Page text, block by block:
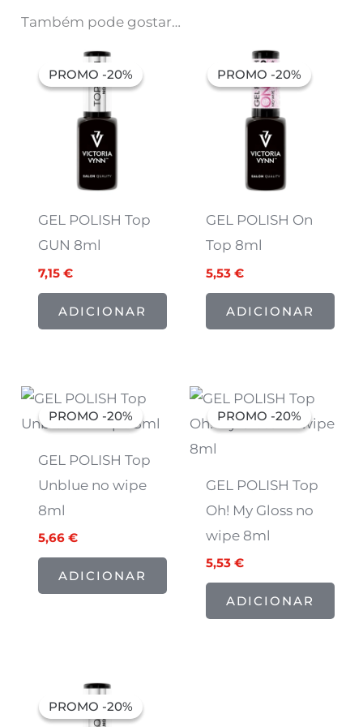
Também pode gostar…
PROMO -20%
PROMO -20%
GEL POLISH Top
GUN 8ml
preço
original
7,15 €
preço
atual
7,15 €.
ADICIONAR
PROMO -20%
PROMO -20%
GEL POLISH On
Top 8ml
preço
original
5,53€
O
preço
atual
5,53 €.
ADICIONAR
PROMO -20%
PROMO -20%
GEL POLISH Top
Unblue no wipe
8ml
O
preço
original
7,07 €.
5,66 €
O
preço
atual
5,66 €.
ADICIONAR
PROMO -20%
PROMO -20%
GEL POLISH Top
Oh! My Gloss no
wipe 8ml
O
preço
original
era:
6,91 €.
5,53€
O
preço
atual
ADICIONAR
PROMO -20%
PROMO -20%
preço
original
O
preço
atual